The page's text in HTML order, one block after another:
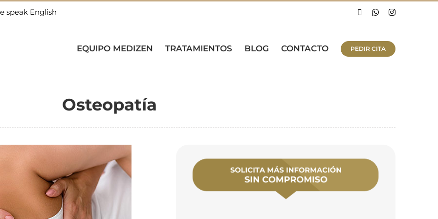
speak English FacebookWhatsAppInstagram
EQUIPO MEDIZEN TRATAMIENTOS BLOG CONTACTO PEDIR CITA
Osteopatía